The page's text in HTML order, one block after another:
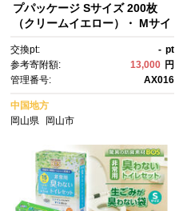
プパッケージ Sサイズ 200枚
（クリームイエロー）・ Mサイ
品 消耗品 常備品 生活用品 まと
め買い ゴミ袋 大容量 日用消耗
品 防災用 非常用 防臭袋 介
護 赤ちゃん ペット おむつ BO
S セット ふるさと 岡山 送料無
料
交換pt: - pt
参考寄附額:
13,000 円
管理番号:
AX016
中国地方
岡山県
岡山市